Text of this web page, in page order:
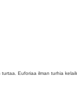
Euforiaa ilman turhia